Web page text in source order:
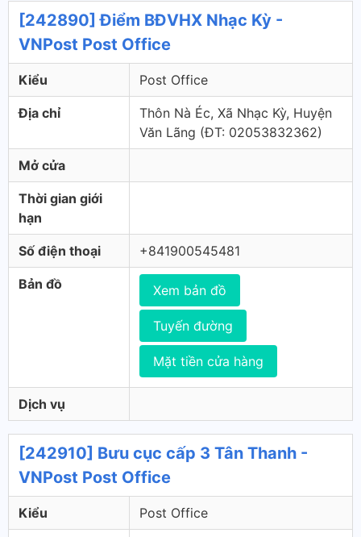
[242890] Điểm BĐVHX Nhạc Kỳ -
VNPost Post Office
Kiểu Post Office
Địa chỉ
Thôn Nà Éc, Xã Nhạc Kỳ, Huyện
Văn Lãng (ÐT: 02053832362)
Mở cửa
Thời gian giới
hạn
Số điện thoại +841900545481
Bản đồ Xem bản đồ
Tuyến đường
Mặt tiền cửa hàng
Dịch vụ
[242910] Bưu cục cấp 3 Tân Thanh -
VNPost Post Office
Kiểu Post Office